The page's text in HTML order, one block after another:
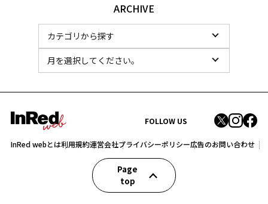
ARCHIVE
FOLLOW US
InRed webとは利用規約運営会社プライバシーポリシー広告のお問い合わせ
Page
top